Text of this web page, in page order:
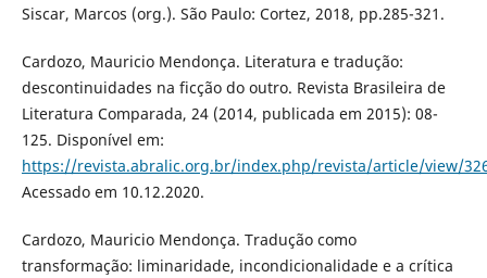
Siscar, Marcos (org.). São Paulo: Cortez, 2018, pp.285-321.
Cardozo, Mauricio Mendonça. Literatura e tradução:
descontinuidades na ficção do outro. Revista Brasileira de
Literatura Comparada, 24 (2014, publicada em 2015): 08-
125. Disponível em:
https://revista.abralic.org.br/index.php/revista/article/view/
Acessado em 10.12.2020.
Cardozo, Mauricio Mendonça. Tradução como
transformação: liminaridade, incondicionalidade e a crítica